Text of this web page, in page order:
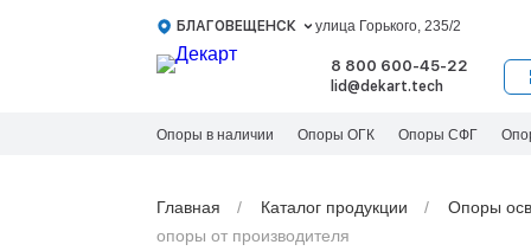
БЛАГОВЕЩЕНСК улица Горького, 235/2
8 800 600-45-22
lid@dekart.tech
Опоры в наличии Опоры ОГК Опоры СФГ
Главная Каталог продукции Oпоры
опоры от производителя